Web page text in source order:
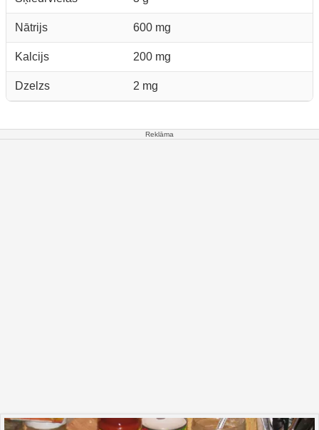
Nātrijs 600 mg
Kalcijs 200 mg
Dzelzs 2 mg
Reklāma